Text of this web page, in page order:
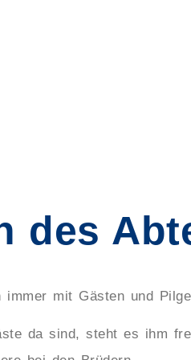
des
mit Gästen und
da sind, steht es ihm